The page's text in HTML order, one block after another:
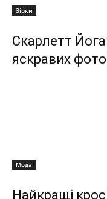
Зірки
Скарлетт
яскравих
Мода
Найкращі